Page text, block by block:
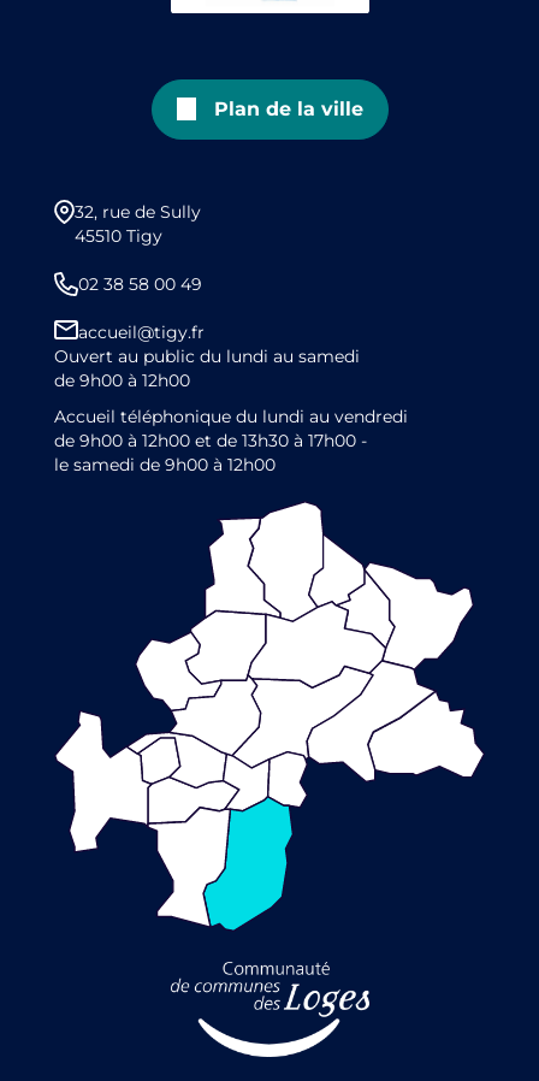
Plan de la ville
32, rue de Sully
45510 Tigy
02 38 58 00 49
accueil@tigy.fr
Ouvert au public du lundi au samedi
de 9h00 à 12h00
Accueil téléphonique du lundi au vendredi
de 9h00 à 12h00 et de 13h30 à 17h00 -
le samedi de 9h00 à 12h00